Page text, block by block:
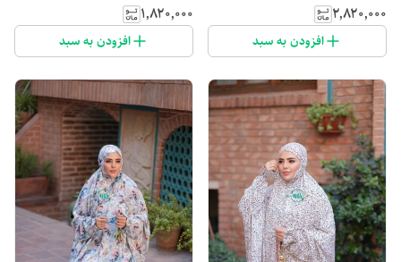
۲٬۸۲۰٬۰۰۰
افزودن به سبد
۱٬۸۲۰٬۰۰۰
افزودن به سبد